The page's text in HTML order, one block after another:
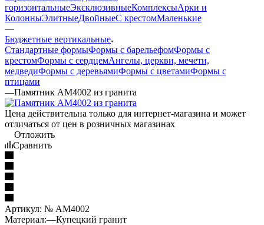
горизонтальныеЭксклюзивныеКомплексыАрки и
КолонныЭлитныеДвойныеС крестомМаленькие
—
Бюджетные вертикальные
Стандартные формыФормы с барельефомФормы с
крестомФормы с сердцемАнгелы, церкви, мечети,
медведиФормы с деревьямиФормы с цветамиФормы с
птицами
—Памятник AM4002 из гранита
Цена действительна только для интернет-магазина и может
отличаться от цен в розничных магазинах
Отложить
Сравнить
Артикул: № AM4002
Материал:—Купецкий гранит